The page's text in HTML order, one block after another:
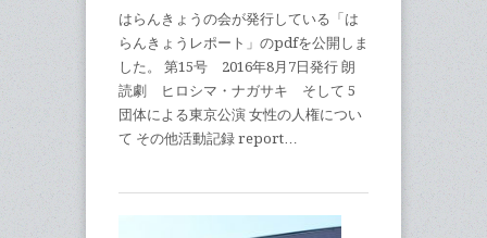
はらんきょうの会が発行している「は
らんきょうレポート」のpdfを公開しま
した。 第15号 2016年8月7日発行 朗
読劇 ヒロシマ・ナガサキ そして 5
団体による東京公演 女性の人権につい
て その他活動記録 report…